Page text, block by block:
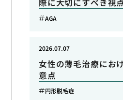
際に大切にすべき視
AGA
女性の薄毛治療にお
意点
2026.07.07
円形脱毛症